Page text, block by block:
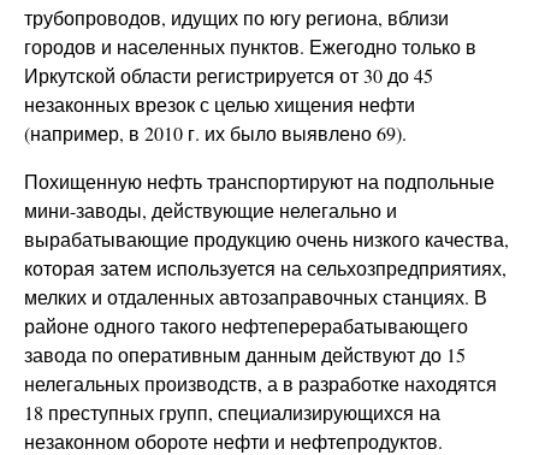
трубопроводов, идущих по югу региона, вблизи
городов и населенных пунктов. Ежегодно только в
Иркутской области регистрируется от 30 до 45
незаконных врезок с целью хищения нефти
(например, в 2010 г. их было выявлено 69).
Похищенную нефть транспортируют на подпольные
мини-заводы, действующие нелегально и
вырабатывающие продукцию очень низкого качества,
которая затем используется на сельхозпредприятиях,
мелких и отдаленных автозаправочных станциях. В
районе одного такого нефтеперерабатывающего
завода по оперативным данным действуют до 15
нелегальных производств, а в разработке находятся
18 преступных групп, специализирующихся на
незаконном обороте нефти и нефтепродуктов.